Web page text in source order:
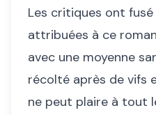
Les critiques ont
attribuées à ce
avec une moyenne
récolté après de vifs
ne peut plaire à tout